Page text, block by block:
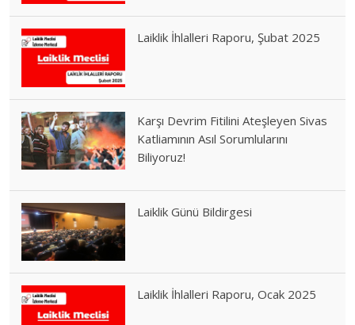
Laiklik İhlalleri Raporu, Şubat 2025
Karşı Devrim Fitilini Ateşleyen Sivas
Katliamının Asıl Sorumlularını
Biliyoruz!
Laiklik Günü Bildirgesi
Laiklik İhlalleri Raporu, Ocak 2025